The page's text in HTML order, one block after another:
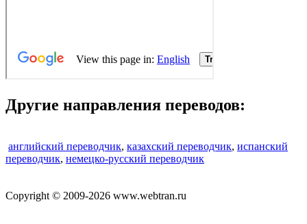
Другие направления переводов:
английский переводчик, казахский переводчик, испанский
переводчик, немецко-русский переводчик
Copyright © 2009-2026 www.webtran.ru